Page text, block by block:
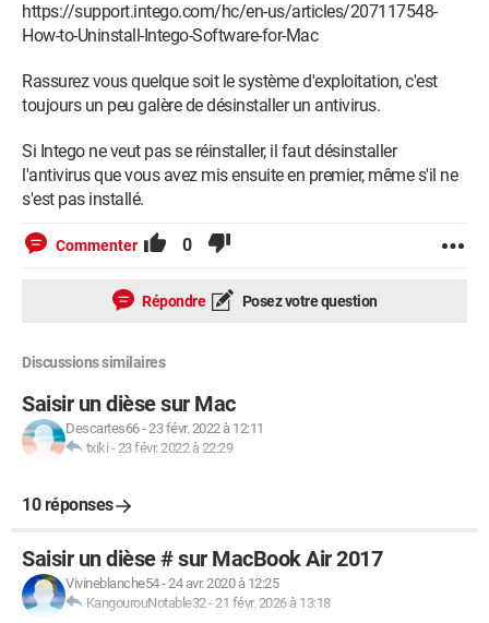
https://support.intego.com/hc/en-us/articles/207117548-
How-to-Uninstall-Intego-Software-for-Mac
Rassurez vous quelque soit le système d'exploitation, c'est
toujours un peu galère de désinstaller un antivirus.
Si Intego ne veut pas se réinstaller, il faut désinstaller
l'antivirus que vous avez mis ensuite en premier, même s'il ne
s'est pas installé.
Commenter 0
Répondre Posez votre question
Discussions similaires
Saisir un dièse sur Mac
Descartes66-23 févr. 2022 à 12:11
txiki -23 févr. 2022 à 22:29
10 réponses
Saisir un dièse # sur MacBook Air 2017
Vivineblanche54-24 avr. 2020 à 12:25
KangourouNotable32-21 févr. 2026 à 13:18